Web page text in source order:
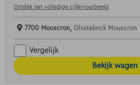
Ontdek het volledige cijfervoorbeeld
7700 Mouscron, Ghistelinck Mouscron
Vergelijk
Bekijk wagen